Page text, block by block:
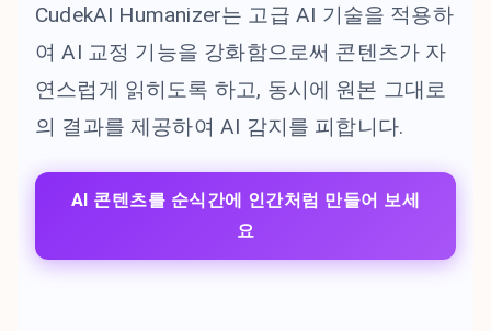
CudekAI Humanizer는 고급 AI 기술을 적용하
여 AI 교정 기능을 강화함으로써 콘텐츠가 자
연스럽게 읽히도록 하고, 동시에 원본 그대로
의 결과를 제공하여 AI 감지를 피합니다.
AI 콘텐츠를 순식간에 인간처럼 만들어 보세
요